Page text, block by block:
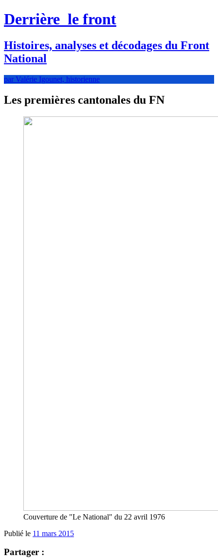
Derrière le front
Histoires, analyses et décodages du Front
National
par Valérie Igounet, historienne
Les premières cantonales du FN
Couverture de "Le National" du 22 avril 1976
Publié le 11 mars 2015
Partager :